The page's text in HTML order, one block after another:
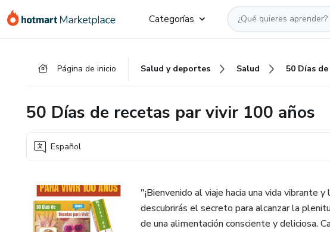
Categorías
Página de inicio Salud y deportes Salud
50 Días de recetas par vivir 100 años
Español
"¡Bienvenido al viaje hacia una vida vibrante
descubrirás el secreto para alcanzar la
de una alimentación consciente y deliciosa.